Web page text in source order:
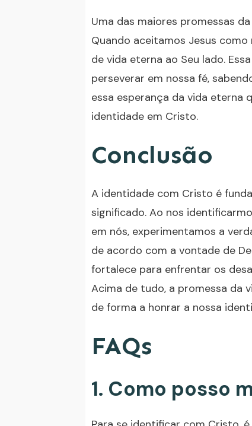
Uma das maiores promessas
Quando aceitamos Jesus
de vida eterna ao Seu lado.
perseverar em nossa fé,
essa esperança da vida eterna
identidade em Cristo.
Conclusão
A identidade com Cristo é
significado. Ao nos
em nós, experimentamos a
de acordo com a vontade de
fortalece para enfrentar os
Acima de tudo, a promessa da
de forma a honrar a nossa
FAQs
1. Como posso